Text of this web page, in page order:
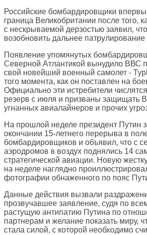
Российские бомбардировщики
граница Великобритании после того,
с нескрываемой дерзостью заявил,
возобновить дальнее
Появление упомянутых
Северной Атлантикой вынудило ВВС
свой новейший военный самолет -
того момента, как он поставлен на
Официально эти истребители
резерв с июля и призваны защищать
угнанных авиалайнеров и прочих
На прошлой неделе президент Путин
окончании 15-летнего перерыва в
бомбардировщиков и объявил, что с
аэродромов в воздух поднялись 14
стратегической авиации. Новую
на неделе наглядно
фотографии обнаженного по пояс
Данные действия вызвали
прозвучавшее заявление, судя по
растущую антипатию Путина по
партнерам и желание показать миру,
стала силой, с которой необходимо